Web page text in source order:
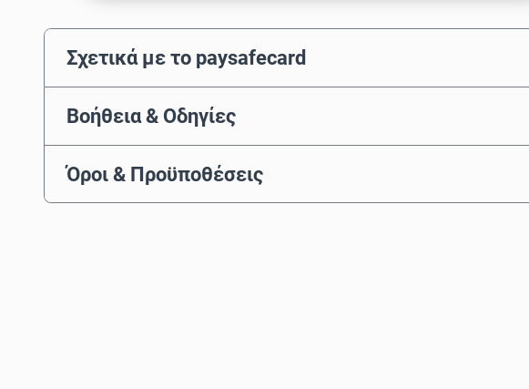
Σχετικά με το paysafecard
Βοήθεια & Οδηγίες
Όροι & Προϋποθέσεις